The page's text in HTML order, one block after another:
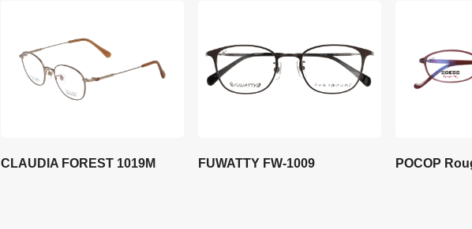
CLAUDIA FOREST 1019M FUWATTY FW-1009 POCOP